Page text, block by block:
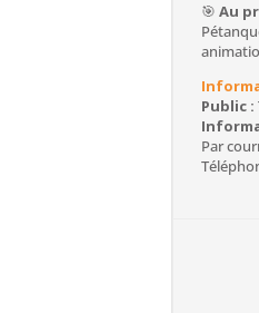
🎯Au
Public :
Par